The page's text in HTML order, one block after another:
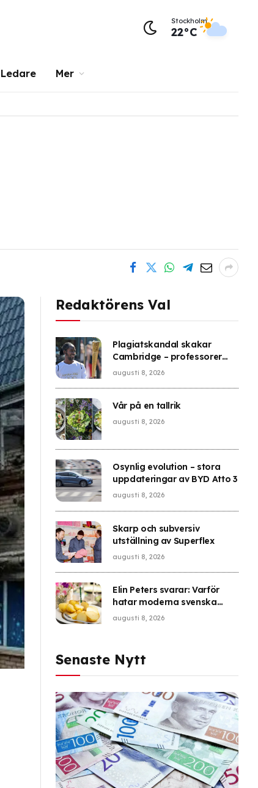
Stockholm
22°C
Ledare Mer
Redaktörens Val
Plagiatskandal skakar
Cambridge – professorer
kräver utredning
augusti 8, 2026
Vår på en tallrik
augusti 8, 2026
Osynlig evolution – stora
uppdateringar av BYD Atto 3
augusti 8, 2026
Skarp och subversiv
utställning av Superflex
augusti 8, 2026
Elin Peters svarar: Varför
hatar moderna svenska
barn potatis?
augusti 8, 2026
Senaste Nytt